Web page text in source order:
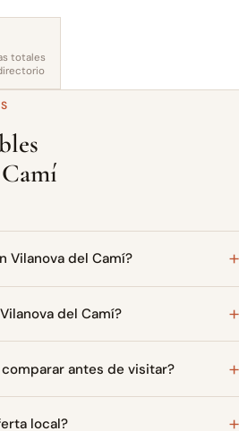
totales
Vilanova del Camí?
del Camí?
antes de visitar?
local?